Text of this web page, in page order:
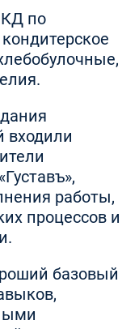
по
входили
работы,
процессов и
базовый